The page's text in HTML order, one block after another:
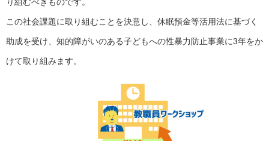
この社会課題に取り組むことを決意し、休眠預金等活用法に基づく
助成を受け、知的障がいのある子どもへの性暴力防止事業に3年をか
けて取り組みます。